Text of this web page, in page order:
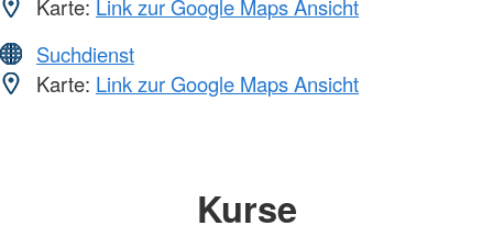
Karte: Link zur Google Maps Ansicht
Suchdienst
Karte: Link zur Google Maps Ansicht
Kurse